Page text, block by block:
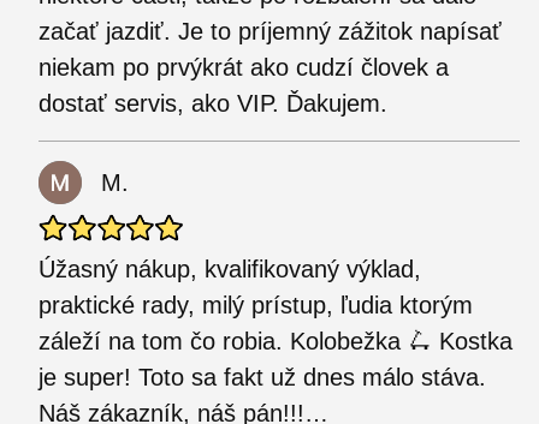
začať jazdiť. Je to príjemný zážitok napísať
niekam po prvýkrát ako cudzí človek a
dostať servis, ako VIP. Ďakujem.
M.
Úžasný nákup, kvalifikovaný výklad,
praktické rady, milý prístup, ľudia ktorým
záleží na tom čo robia. Kolobežka 🛴 Kostka
je super! Toto sa fakt už dnes málo stáva.
Náš zákazník, náš pán!!!…